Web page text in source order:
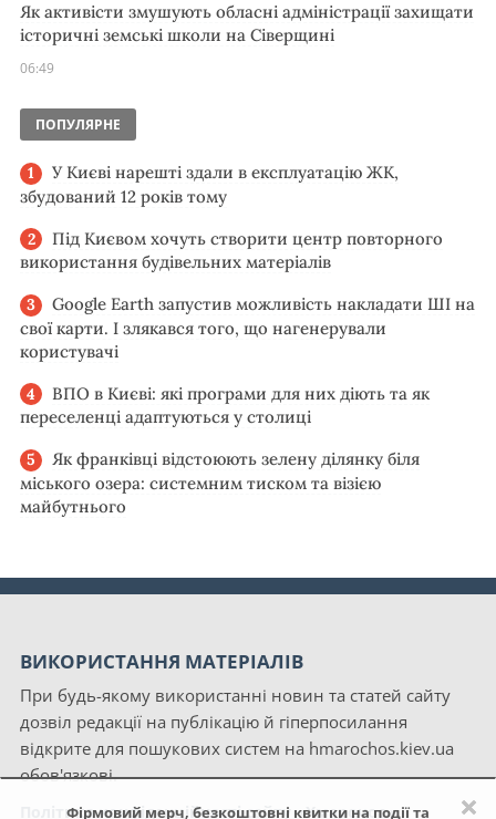
×
Фірмовий мерч, безкоштовні квитки на події та
Як активісти змушують обласні адміністрації захищати
історичні земські школи на Сіверщині
06:49
ПОПУЛЯРНЕ
У Києві нарешті здали в експлуатацію ЖК,
збудований 12 років тому
Під Києвом хочуть створити центр повторного
використання будівельних матеріалів
Google Earth запустив можливість накладати ШІ на
свої карти. І злякався того, що нагенерували
користувачі
ВПО в Києві: які програми для них діють та як
переселенці адаптуються у столиці
Як франківці відстоюють зелену ділянку біля
міського озера: системним тиском та візією
майбутнього
ВИКОРИСТАННЯ МАТЕРІАЛІВ
При будь-якому використанні новин та статей сайту
дозвіл редакції на публікацію й гіперпосилання
відкрите для пошукових систем на hmarochos.kiev.ua
обов'язкові.
Політика конфіденційності сайту «Хмарочос»